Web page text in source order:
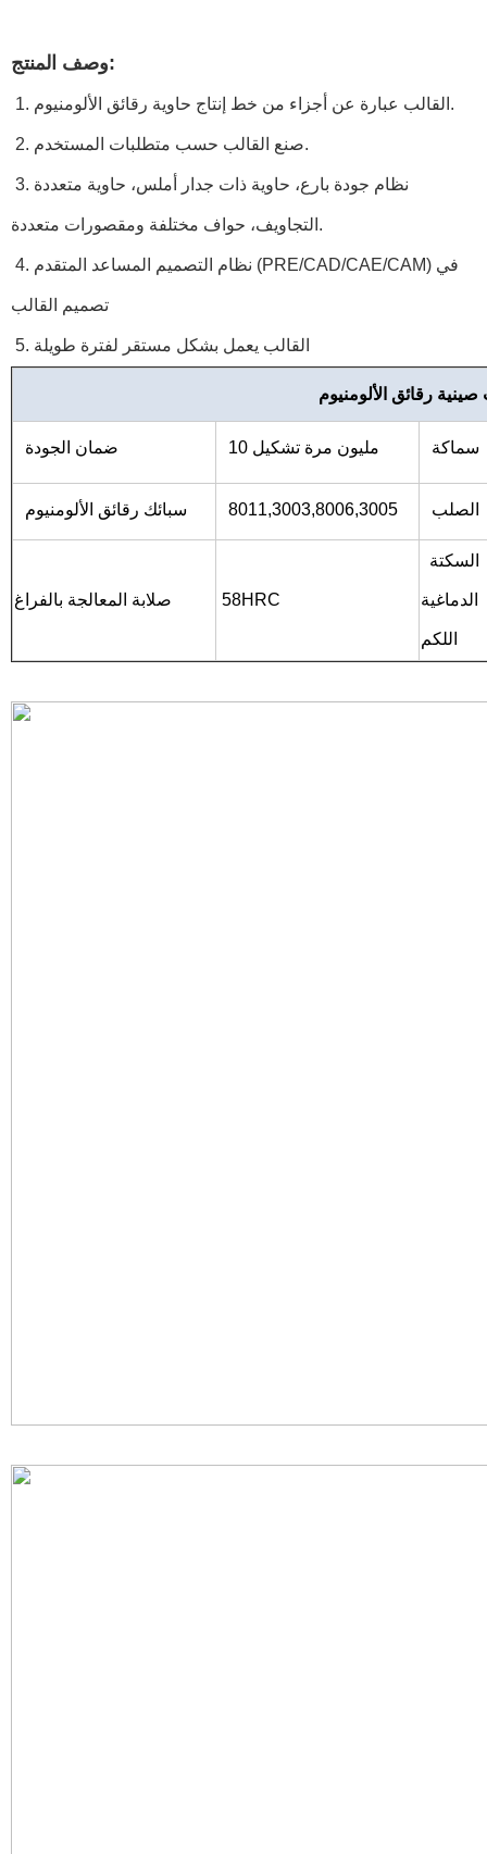
وصف المنتج:
1. القالب عبارة عن أجزاء من خط إنتاج حاوية رقائق الألومنيوم.
2. صنع القالب حسب متطلبات المستخدم.
3. نظام جودة بارع، حاوية ذات جدار أملس، حاوية متعددة
التجاويف، حواف مختلفة ومقصورات متعددة.
4. نظام التصميم المساعد المتقدم (PRE/CAD/CAE/CAM) في
تصميم القالب
5. القالب يعمل بشكل مستقر لفترة طويلة
رقائق الألومنيوم
ضمان الجودة 10 مليون مرة تشكيل سماكة
سبائك رقائق الألومنيوم 8011,3003,8006,3005 الصلب
صلابة المعالجة بالفراغ 58HRC الدماغية
اللكم